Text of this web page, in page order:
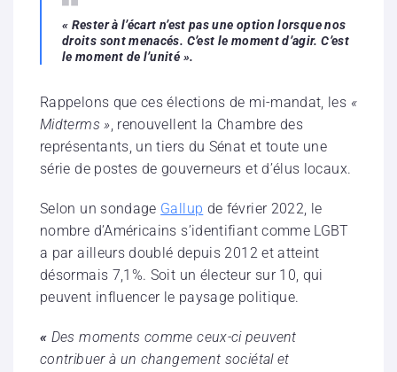
« Rester à l’écart n’est pas une option lorsque nos
droits sont menacés. C’est le moment d’agir. C’est
le moment de l’unité ».
Rappelons que ces élections de mi-mandat, les «
Midterms », renouvellent la Chambre des
représentants, un tiers du Sénat et toute une
série de postes de gouverneurs et d’élus locaux.
Selon un sondage Gallup de février 2022, le
nombre d’Américains s’identifiant comme LGBT
a par ailleurs doublé depuis 2012 et atteint
désormais 7,1%. Soit un électeur sur 10, qui
peuvent influencer le paysage politique.
« Des moments comme ceux-ci peuvent
contribuer à un changement sociétal et